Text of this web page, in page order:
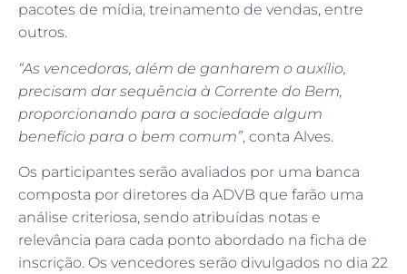
pacotes de mídia, treinamento de vendas, entre
outros.
“As vencedoras, além de ganharem o auxílio,
precisam dar sequência à Corrente do Bem,
proporcionando para a sociedade algum
benefício para o bem comum”, conta Alves.
Os participantes serão avaliados por uma banca
composta por diretores da ADVB que farão uma
análise criteriosa, sendo atribuídas notas e
relevância para cada ponto abordado na ficha de
inscrição. Os vencedores serão divulgados no dia 22